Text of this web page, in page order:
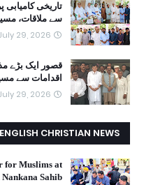
تاریخی
سے ملاقات،
29, 2026
قصور ایک بڑے
اقدامات سے
29, 2026
ENGLISH CHRISTIAN NEWS
for Muslims at
Sahib